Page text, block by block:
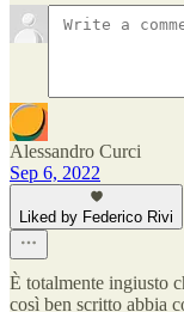
Alessandro Curci
Sep 6, 2022
Liked by Federico Rivi
È totalmente ingiusto
così ben scritto abbia